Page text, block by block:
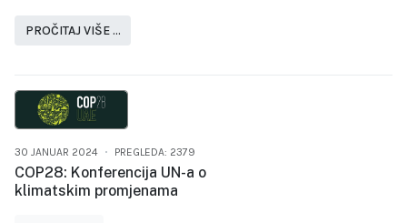
PROČITAJ VIŠE …
30 JANUAR 2024 PREGLEDA: 2379
COP28: Konferencija UN-a o
klimatskim promjenama